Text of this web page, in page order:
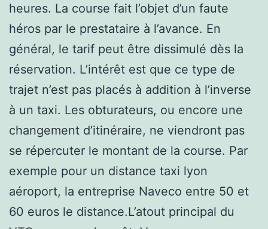
heures. La course fait l’objet d’un faute
héros par le prestataire à l’avance. En
général, le tarif peut être dissimulé dès la
réservation. L’intérêt est que ce type de
trajet n’est pas placés à addition à l’inverse
à un taxi. Les obturateurs, ou encore une
changement d’itinéraire, ne viendront pas
se répercuter le montant de la course. Par
exemple pour un distance taxi lyon
aéroport, la entreprise Naveco entre 50 et
60 euros le distance.L’atout principal du